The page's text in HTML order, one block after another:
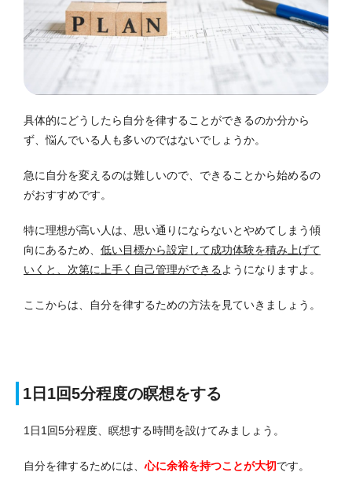
具体的にどうしたら自分を律することができるのか分から
ず、悩んでいる人も多いのではないでしょうか。
急に自分を変えるのは難しいので、できることから始めるの
がおすすめです。
特に理想が高い人は、思い通りにならないとやめてしまう傾
向にあるため、 低い目標から設定して成功体験を積み上げて
いくと、次第に上手く自己管理ができる ようになりますよ。
ここからは、自分を律するための方法を見ていきましょう。
1日1回5分程度の瞑想をする
1日1回5分程度、瞑想する時間を設けてみましょう。
自分を律するためには、 心に余裕を持つことが大切です。